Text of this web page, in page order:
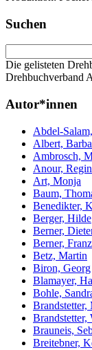
Suchen
Die gelisteten
Drehbuchverband
Autor*innen
Abdel-
Albert,
Ambrosch,
Anour,
Art, Monja
Baum,
Benedikter,
Berger, Hilde
Berner,
Berner, Franz
Betz, Martin
Biron, Georg
Blamayer,
Bohle,
Brandstetter,
Brandstetter,
Brauneis,
Breitebner,